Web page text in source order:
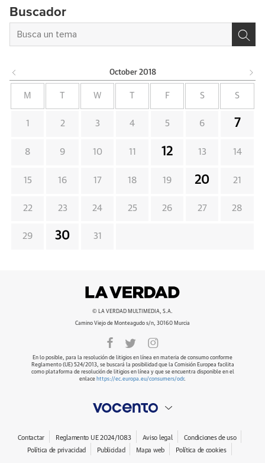
Buscador
October 2018
M W F S S
1 2 3 4 5 6 7
8 9 10 11 12 13 14
15 16 17 18 19 20 21
22 23 24 25 26 27 28
29 30 31
© LA VERDAD MULTIMEDIA, S.A.
Camino Viejo de Monteagudo s/n, 30160 Murcia
En lo posible, para la resolución de litigios en línea en materia de consumo conforme
Reglamento (UE) 524/2013, se buscará la posibilidad que la Comisión Europea facilita
como plataforma de resolución de litigios en línea y que se encuentra disponible en el
enlace https://ec.europa.eu/consumers/odr.
Contactar Reglamento UE 2024/1083 Aviso legal
Condiciones de uso
Política de privacidad
Publicidad Mapa web Política de cookies